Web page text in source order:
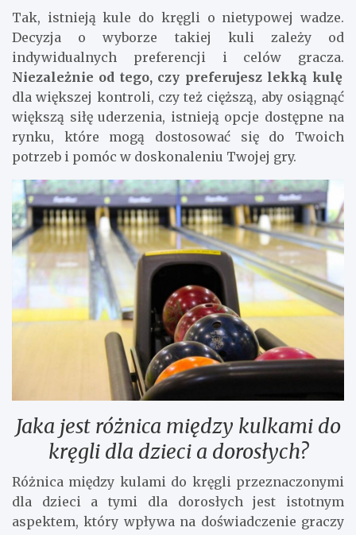
Tak, istnieją kule do kręgli o nietypowej wadze.
Decyzja o wyborze takiej kuli zależy od
indywidualnych preferencji i celów gracza.
Niezależnie od tego, czy preferujesz lekką kulę
dla większej kontroli, czy też cięższą, aby osiągnąć
większą siłę uderzenia, istnieją opcje dostępne na
rynku, które mogą dostosować się do Twoich
potrzeb i pomóc w doskonaleniu Twojej gry.
Jaka jest różnica między kulkami do
kręgli dla dzieci a dorosłych?
Różnica między kulami do kręgli przeznaczonymi
dla dzieci a tymi dla dorosłych jest istotnym
aspektem, który wpływa na doświadczenie graczy